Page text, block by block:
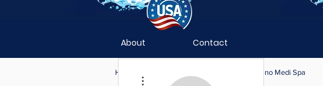
About Contact
Home Nano Medi Spa